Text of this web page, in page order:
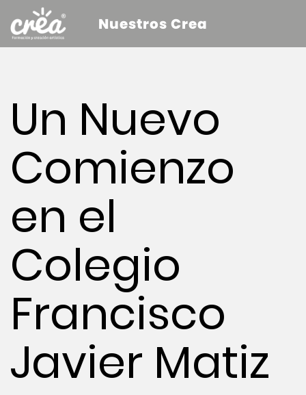
Nuestros Crea
Un Nuevo
Comienzo
en el
Colegio
Francisco
Javier Matiz